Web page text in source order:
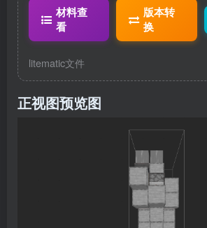
matic
材料查
看
版本转
换
litematic文件
正视图预览图